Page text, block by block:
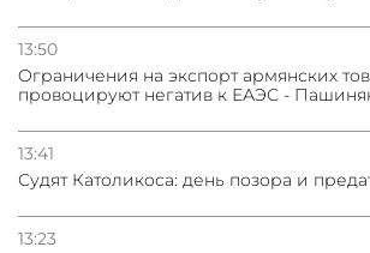
13:50
Oграничения на экспорт армянских
провоцируют негатив к ЕАЭС -
13:41
Судят Католикоса: день позора и
13:23